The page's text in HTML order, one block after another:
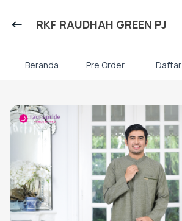
Skip
content
RKF RAUDHAH GREEN PJ
Beranda Pre Order Daftar
Atasan
Kaos kaki
Mukena
Gamis Dewasa